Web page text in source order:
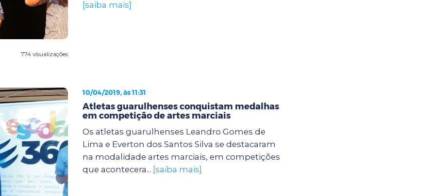
774 visualizações
[saiba mais]
10/04/2019, às 11:31
Atletas guarulhenses conquistam medalhas
em competição de artes marciais
Os atletas guarulhenses Leandro Gomes de
Lima e Everton dos Santos Silva se destacaram
na modalidade artes marciais, em competições
que acontecera... [saiba mais]